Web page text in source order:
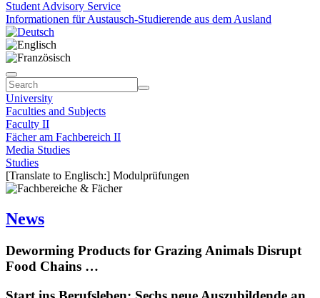
Student Advisory Service
Informationen für Austausch-Studierende aus dem Ausland
University
Faculties and Subjects
Faculty II
Fächer am Fachbereich II
Media Studies
Studies
[Translate to Englisch:] Modulprüfungen
News
Deworming Products for Grazing Animals Disrupt
Food Chains …